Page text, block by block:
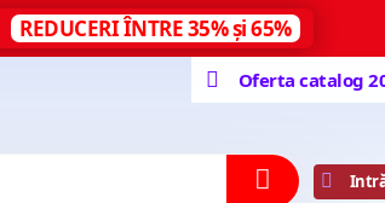
REDUCERI ÎNTRE 35% și 65%
Oferta catalog